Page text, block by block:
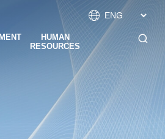

HUMAN
RESOURCES
